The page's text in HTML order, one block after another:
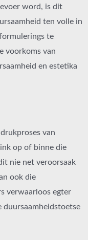
word, is dit
ten volle in
te
voorkoms van
en estetika
van
op of binne die
nie net veroorsaak
ook die
verwaarloos egter